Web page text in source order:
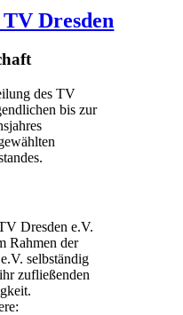
Dresden
des TV
bis zur
Dresden e.V.
Rahmen der
selbständig
zufließenden